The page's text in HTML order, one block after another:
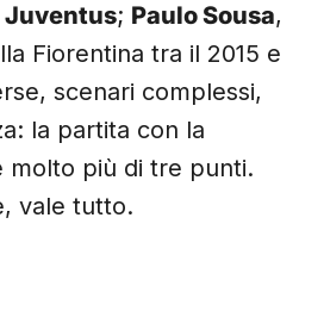
Juventus; Paulo Sousa,
Fiorentina tra il 2015 e
scenari complessi,
la partita con la
molto più di tre punti.
vale tutto.